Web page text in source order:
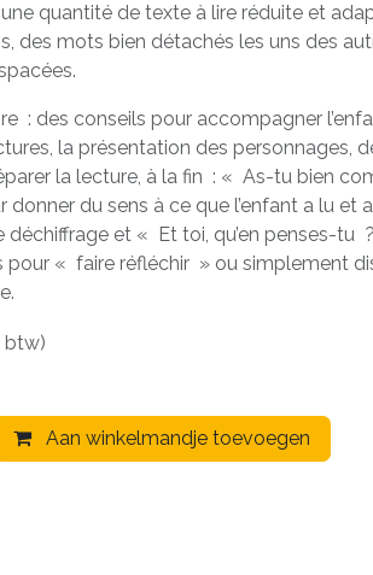
quantité de texte à lire réduite et
des mots bien détachés les uns des
: des conseils pour accompagner
la présentation des personnages,
la lecture, à la fin : « As-tu bien
donner du sens à ce que l’enfant a lu et
déchiffrage et « Et toi, qu’en penses-tu
pour « faire réfléchir » ou simplement
btw)
Aan winkelmandje toevoegen